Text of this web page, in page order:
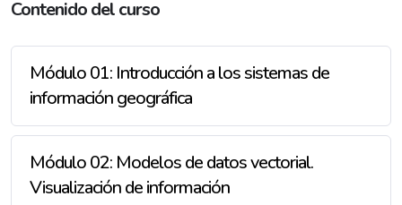
Contenido del curso
Módulo 01: Introducción a los sistemas de
información geográfica
Módulo 02: Modelos de datos vectorial.
Visualización de información